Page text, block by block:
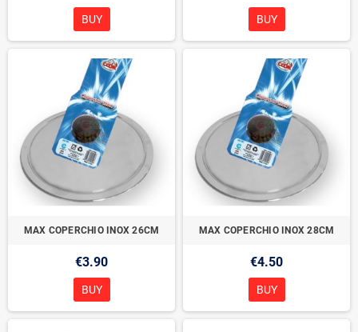
BUY BUY
MAX COPERCHIO INOX 26CM
€3.90
BUY
MAX COPERCHIO INOX 28CM
€4.50
BUY